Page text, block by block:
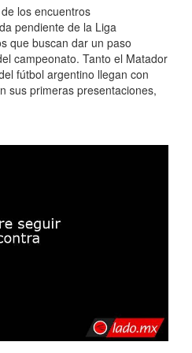
los encuentros
pendiente de la Liga
que buscan dar un paso
campeonato. Tanto el Matador
fútbol argentino llegan con
sus primeras presentaciones,